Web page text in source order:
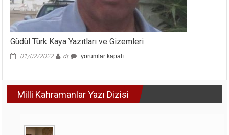
Güdül Türk Kaya Yazıtları ve Gizemleri
01/02/2022 dt
Güdül
ve
Gizemleri
yorumlar kapalı
Milli Kahramanlar Yazı Dizisi